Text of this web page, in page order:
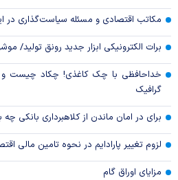
مکاتب اقتصادی و مسئله سیاست‌گذاری در
برات الکترونیکی ابزار جدید رونق تولید/
خداحافظی با چک کاغذی! چکاد چیست
گرافیک
برای در امان ماندن از کلاهبرداری بانکی چه
لزوم تغییر پارادایم در نحوه تامین مالی
مزایای اوراق گام